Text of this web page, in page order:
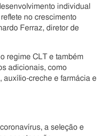
individual
no crescimento
Ferraz, diretor de
regime CLT e também
adicionais, como
auxílio-creche e farmácia e
a seleção e